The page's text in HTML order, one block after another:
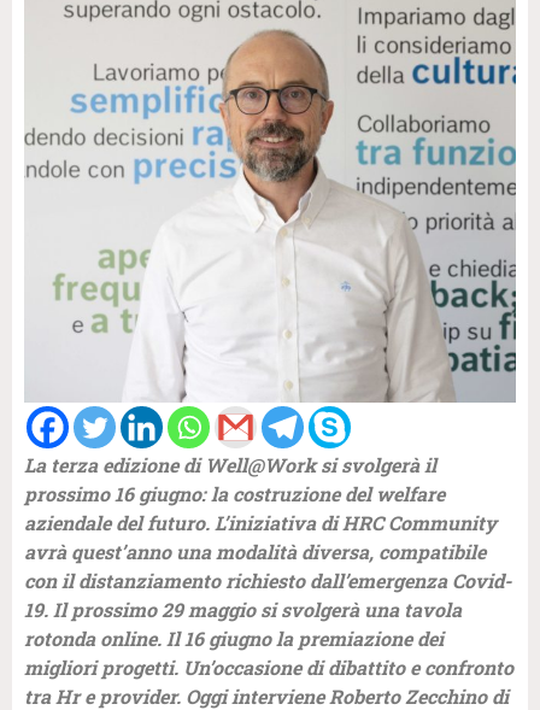
La terza edizione di Well@Work si svolgerà il
prossimo 16 giugno: la costruzione del welfare
aziendale del futuro. L’iniziativa di HRC Community
avrà quest’anno una modalità diversa, compatibile
con il distanziamento richiesto dall’emergenza Covid-
19. Il prossimo 29 maggio si svolgerà una tavola
rotonda online. Il 16 giugno la premiazione dei
migliori progetti. Un’occasione di dibattito e confronto
tra Hr e provider. Oggi interviene Roberto Zecchino di